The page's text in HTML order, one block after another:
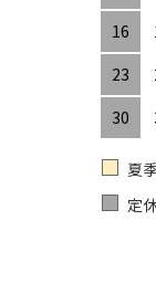
16
23
30
夏
定